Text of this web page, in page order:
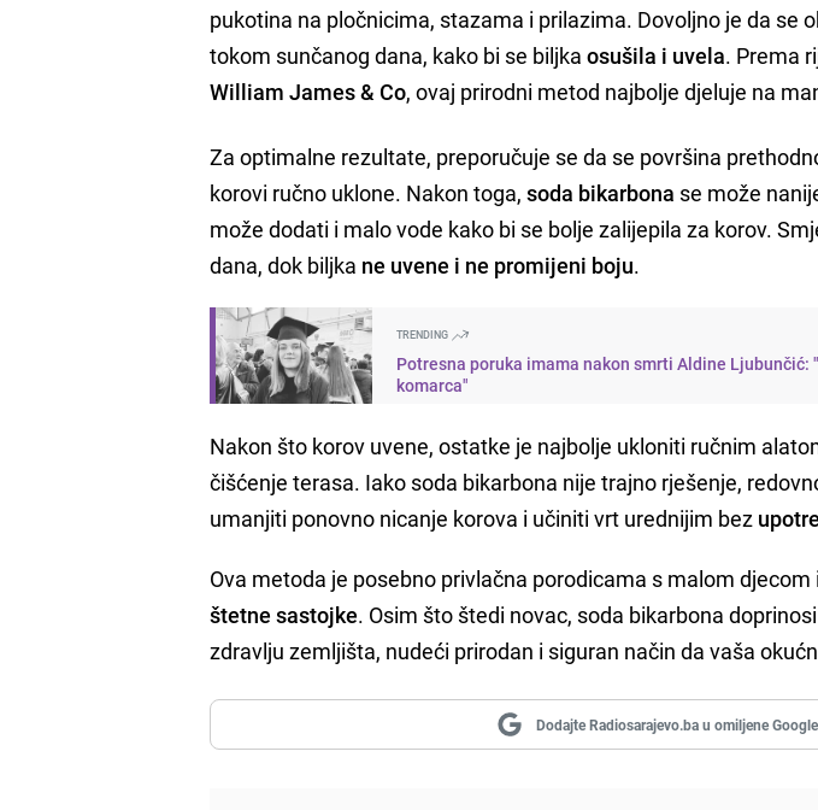
pukotina na pločnicima, stazama i prilazima. Dovoljno je da se
tokom sunčanog dana, kako bi se biljkaosušila i uvela. Prema
William James & Co, ovaj prirodni metod najbolje djeluje na
Za optimalne rezultate, preporučuje se da se površina
korovi ručno uklone. Nakon toga,soda bikarbona se može
može dodati i malo vode kako bi se bolje zalijepila za korov.
dana, dok biljka ne uvene i ne promijeni boju.
TRENDING
Potresna poruka imama nakon smrti Aldine
komarca"
Nakon što korov uvene, ostatke je najbolje ukloniti ručnim
čišćenje terasa. Iako soda bikarbona nije trajno rješenje,
umanjiti ponovno nicanje korova i učiniti vrt urednijim bez
Ova metoda je posebno privlačna porodicama s malom
štetne sastojke. Osim što štedi novac, soda bikarbona
zdravlju zemljišta, nudeći prirodan i siguran način da vaša
Dodajte Radiosarajevo.ba u omiljene